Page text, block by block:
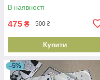
В наявності
475 ₴ 500 ₴
Купити
–5%